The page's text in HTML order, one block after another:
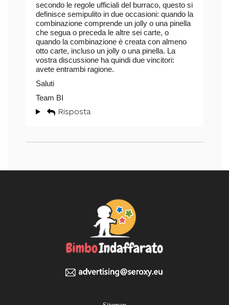
secondo le regole ufficiali del burraco, questo si
definisce semipulito in due occasioni: quando la
combinazione comprende un jolly o una pinella
che segua o preceda le altre sei carte, o
quando la combinazione è creata con almeno
otto carte, incluso un jolly o una pinella. La
vostra discussione ha quindi due vincitori:
avete entrambi ragione.
Saluti
Team BI
Risposta